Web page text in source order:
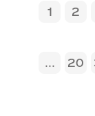
1 2
...
20